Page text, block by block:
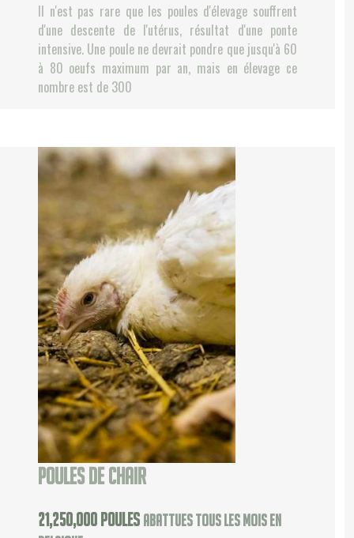
Il n'est pas rare que les poules d'élevage souffrent
d'une descente de l'utérus, résultat d'une ponte
intensive. Une poule ne devrait pondre que jusqu'à 60
à 80 oeufs maximum par an, mais en élevage ce
nombre est de 300
Poules de chair
25,000,000 poulesabattues tous les mois en